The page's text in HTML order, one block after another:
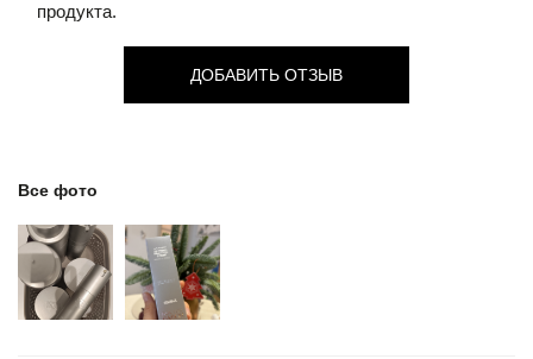
продукта.
ДОБАВИТЬ ОТЗЫВ
Все фото